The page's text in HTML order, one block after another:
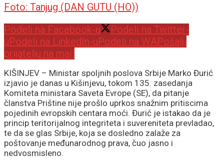
Foto: Tanjug (DAN GUTU (HO))
Podeli na Facebook-u
Podeli na Twitter-
uPodeli na LinkedIn-uPodeli na WAPošalji
prijatelju na mail
KIŠINJEV – Ministar spoljnih poslova Srbije Marko Đurić
izjavio je danas u Kišinjevu, tokom 135. zasedanja
Komiteta ministara Saveta Evrope (SE), da pitanje
članstva Prištine nije prošlo uprkos snažnim pritiscima
pojedinih evropskih centara moći. Đurić je istakao da je
princip teritorijalnog integriteta i suvereniteta prevladao,
te da se glas Srbije, koja se dosledno zalaže za
poštovanje međunarodnog prava, čuo jasno i
nedvosmisleno.